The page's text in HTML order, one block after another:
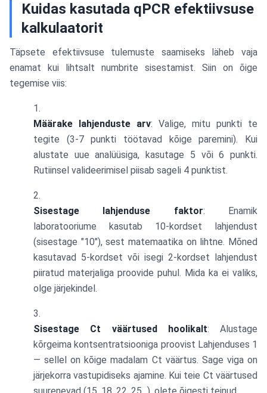
Kuidas kasutada qPCR efektiivsuse
kalkulaatorit
Täpsete efektiivsuse tulemuste saamiseks läheb vaja
enamat kui lihtsalt numbrite sisestamist. Siin on õige
tegemise viis:
Määrake lahjenduste arv: Valige, mitu punkti te
tegite (3-7 punkti töötavad kõige paremini). Kui
alustate uue analüüsiga, kasutage 5 või 6 punkti.
Rutiinsel valideerimisel piisab sageli 4 punktist.
Sisestage lahjenduse faktor: Enamik
laboratooriume kasutab 10-kordset lahjendust
(sisestage "10"), sest matemaatika on lihtne. Mõned
kasutavad 5-kordset või isegi 2-kordset lahjendust
piiratud materjaliga proovide puhul. Mida ka ei valiks,
olge järjekindel.
Sisestage Ct väärtused hoolikalt: Alustage
kõrgeima kontsentratsiooniga proovist Lahjenduses 1
— sellel on kõige madalam Ct väärtus. Sage viga on
järjekorra vastupidiseks ajamine. Kui teie Ct väärtused